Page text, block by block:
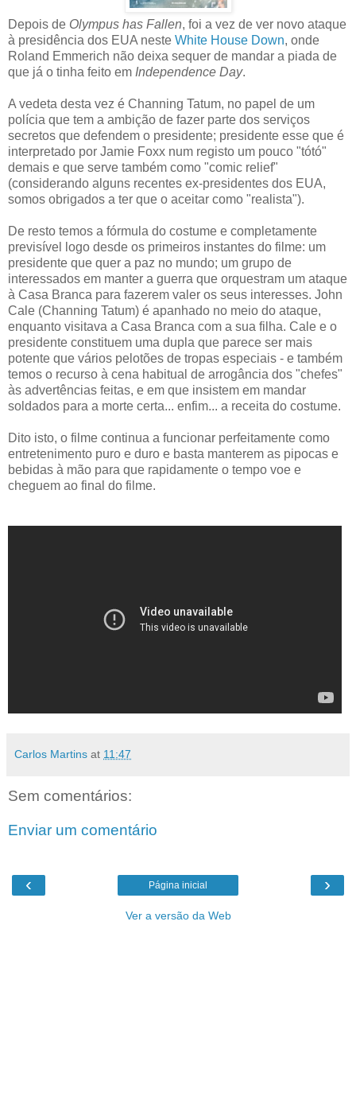
Depois de Olympus has Fallen, foi a vez de ver novo ataque
à presidência dos EUA neste White House Down, onde
Roland Emmerich não deixa sequer de mandar a piada de
que já o tinha feito em Independence Day.
A vedeta desta vez é Channing Tatum, no papel de um
polícia que tem a ambição de fazer parte dos serviços
secretos que defendem o presidente; presidente esse que é
interpretado por Jamie Foxx num registo um pouco "tótó"
demais e que serve também como "comic relief"
(considerando alguns recentes ex-presidentes dos EUA,
somos obrigados a ter que o aceitar como "realista").
De resto temos a fórmula do costume e completamente
previsível logo desde os primeiros instantes do filme: um
presidente que quer a paz no mundo; um grupo de
interessados em manter a guerra que orquestram um ataque
à Casa Branca para fazerem valer os seus interesses. John
Cale (Channing Tatum) é apanhado no meio do ataque,
enquanto visitava a Casa Branca com a sua filha. Cale e o
presidente constituem uma dupla que parece ser mais
potente que vários pelotões de tropas especiais - e também
temos o recurso à cena habitual de arrogância dos "chefes"
às advertências feitas, e em que insistem em mandar
soldados para a morte certa... enfim... a receita do costume.
Dito isto, o filme continua a funcionar perfeitamente como
entretenimento puro e duro e basta manterem as pipocas e
bebidas à mão para que rapidamente o tempo voe e
cheguem ao final do filme.
Carlos Martins at 11:47
Sem comentários:
Enviar um comentário
‹ ›
Página inicial
Ver a versão da Web